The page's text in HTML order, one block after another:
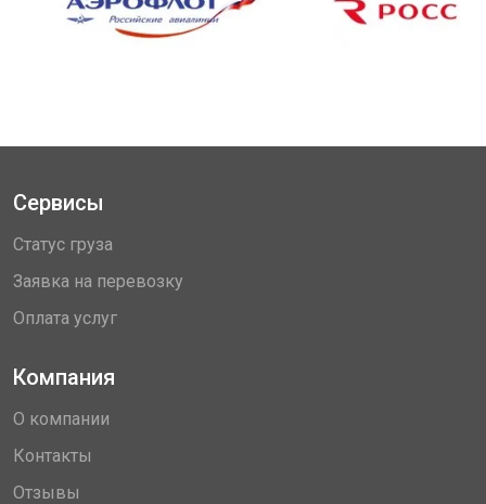
Сервисы
Статус груза
Заявка на перевозку
Оплата услуг
Компания
О компании
Контакты
Отзывы